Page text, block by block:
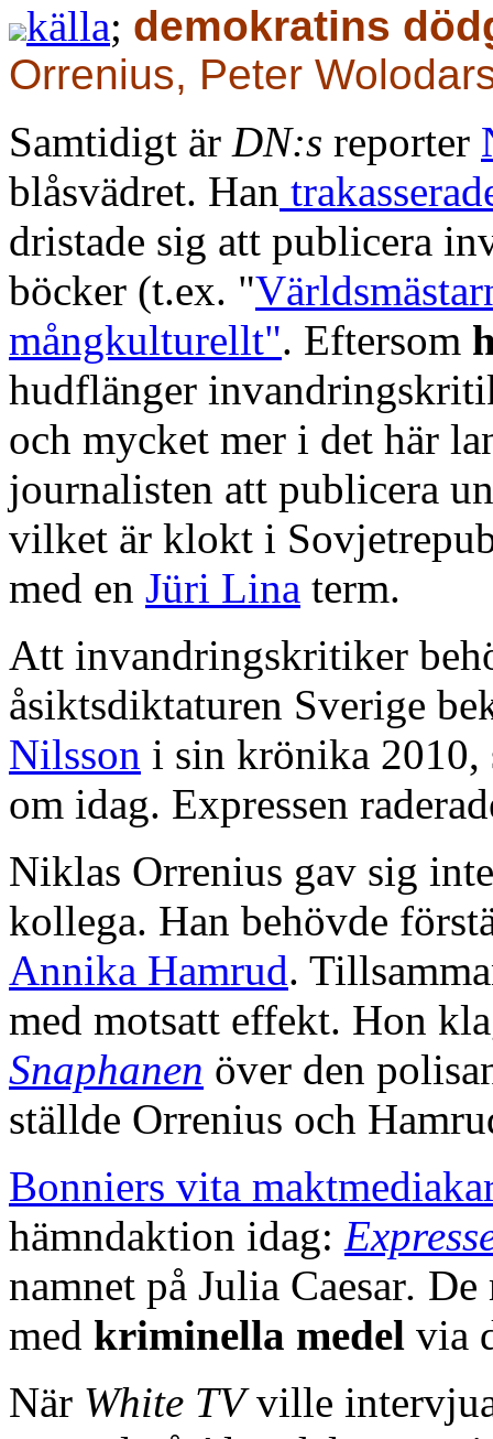
källa; demokratins
Orrenius, Peter
Samtidigt är DN:s reporter
blåsvädret. Han
dristade sig att publicera
böcker (t.ex. "
mångkulturellt". Eftersom
hudflänger
och mycket mer i det här
journalisten att publicera
vilket är klokt i
med en Jüri Lina term.
Att invandringskritiker
åsiktsdiktaturen Sverige
Nilsson i sin krönika
om idag. Expressen
Niklas Orrenius gav sig
kollega. Han behövde
Annika Hamrud.
med motsatt effekt. Hon
Snaphanen över den
ställde Orrenius och
Bonniers vita
hämndaktion idag:
namnet på Julia Caesar. De
med kriminella medel via
När White TVville